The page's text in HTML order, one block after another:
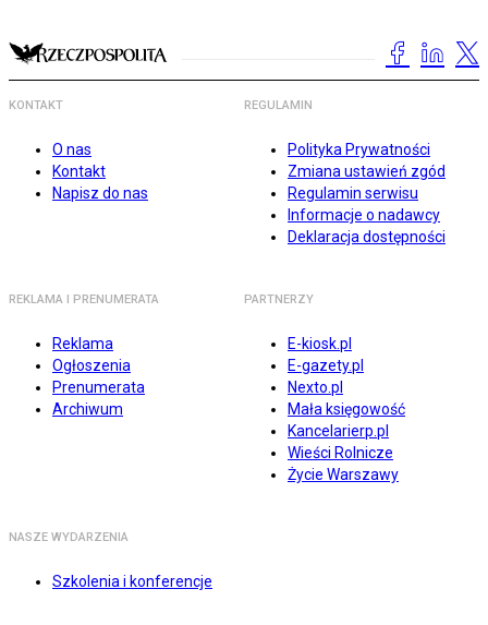
KONTAKT
O nas
Kontakt
Napisz do nas
REGULAMIN
Polityka Prywatności
Zmiana ustawień zgód
Regulamin serwisu
Informacje o nadawcy
Deklaracja dostępności
REKLAMA I PRENUMERATA
Reklama
Ogłoszenia
Prenumerata
Archiwum
PARTNERZY
E-kiosk.pl
E-gazety.pl
Nexto.pl
Mała księgowość
Kancelarierp.pl
Wieści Rolnicze
Życie Warszawy
NASZE WYDARZENIA
Szkolenia i konferencje